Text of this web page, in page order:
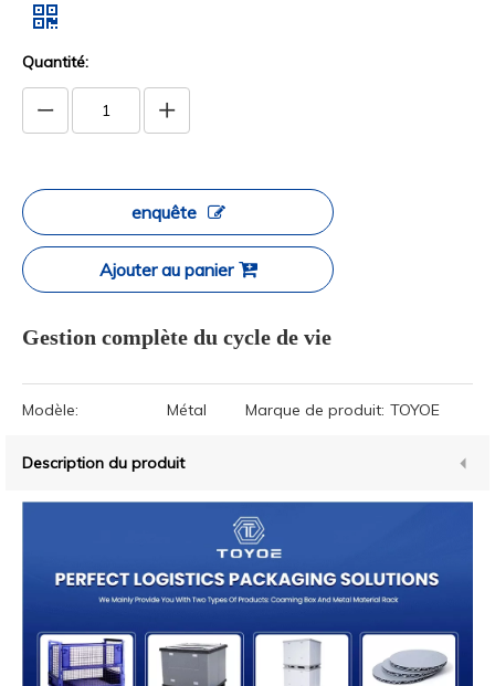
Quantité:
enquête
Ajouter au panier
Gestion complète du cycle de vie
Modèle: Métal Marque de produit: TOYOE
Description du produit